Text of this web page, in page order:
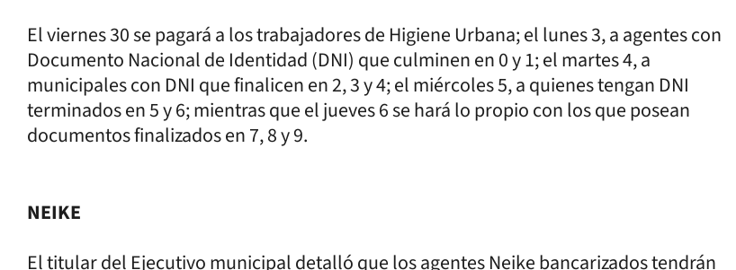
El viernes 30 se pagará a los trabajadores de Higiene Urbana; el lunes 3, a agentes con
Documento Nacional de Identidad (DNI) que culminen en 0 y 1; el martes 4, a
municipales con DNI que finalicen en 2, 3 y 4; el miércoles 5, a quienes tengan DNI
terminados en 5 y 6; mientras que el jueves 6 se hará lo propio con los que posean
documentos finalizados en 7, 8 y 9.
NEIKE
El titular del Ejecutivo municipal detalló que los agentes Neike bancarizados tendrán